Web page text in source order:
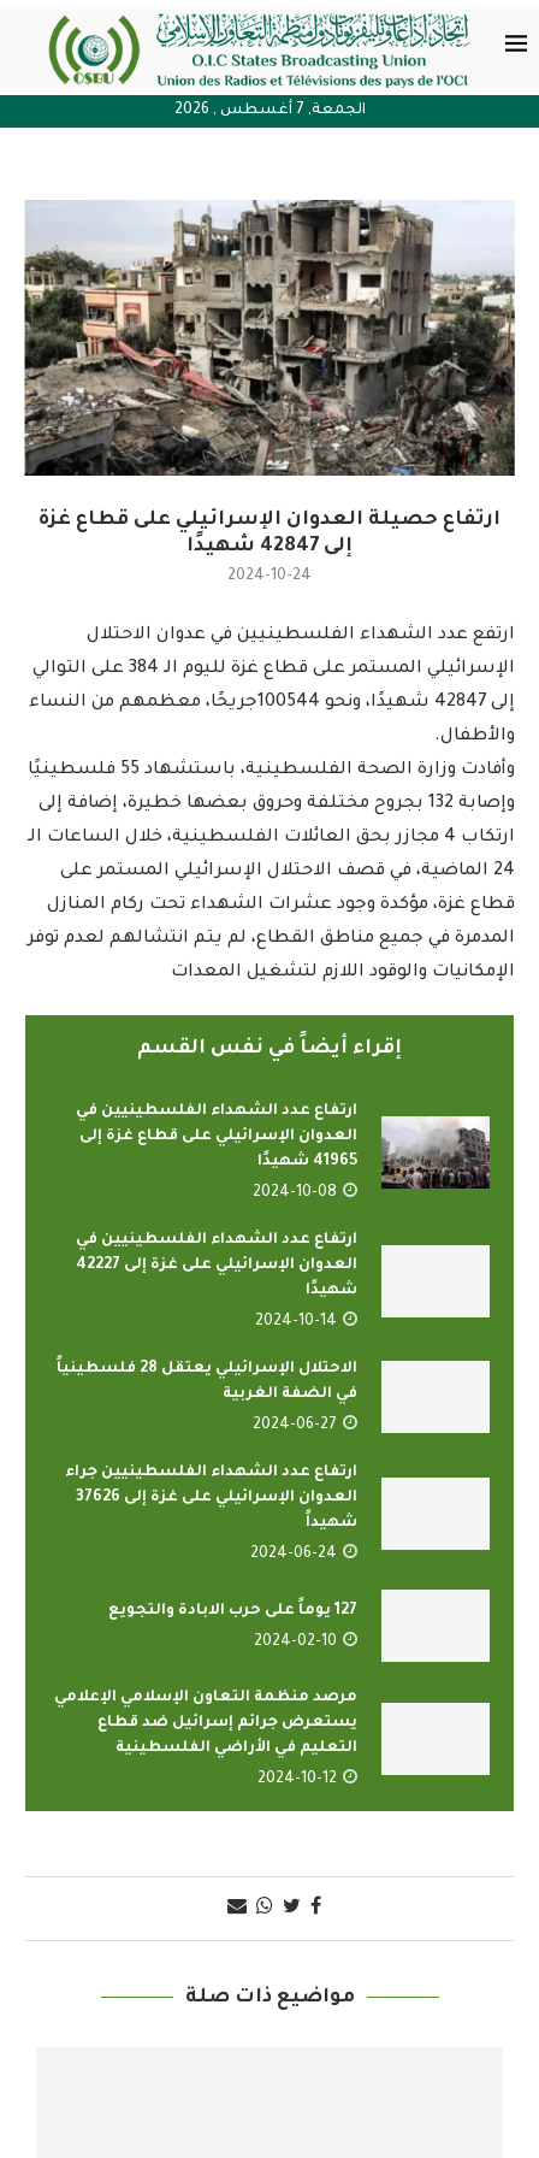
الجمعة, 7 أغسطس , 2026
ارتفاع حصيلة العدوان الإسرائيلي على قطاع غزة
إلى 42847 شهيدًا
2024-10-24
ارتفع عدد الشهداء الفلسطينيين في عدوان الاحتلال
الإسرائيلي المستمر على قطاع غزة لليوم الـ 384 على التوالي
إلى 42847 شهيدًا، ونحو 100544جريحًا، معظمهم من النساء
والأطفال.
وأفادت وزارة الصحة الفلسطينية، باستشهاد 55 فلسطينيًا
وإصابة 132 بجروح مختلفة وحروق بعضها خطيرة، إضافة إلى
ارتكاب 4 مجازر بحق العائلات الفلسطينية، خلال الساعات الـ
24 الماضية، في قصف الاحتلال الإسرائيلي المستمر على
قطاع غزة، مؤكدة وجود عشرات الشهداء تحت ركام المنازل
المدمرة في جميع مناطق القطاع، لم يتم انتشالهم لعدم توفر
الإمكانيات والوقود اللازم لتشغيل المعدات
إقراء أيضاً في نفس القسم
ارتفاع عدد الشهداء الفلسطينيين في
العدوان الإسرائيلي على قطاع غزة إلى
41965 شهيدًا
2024-10-08
ارتفاع عدد الشهداء الفلسطينيين في
العدوان الإسرائيلي على غزة إلى 42227
شهيدًا
2024-10-14
الاحتلال الإسرائيلي يعتقل 28 فلسطينياً
في الضفة الغربية
2024-06-27
ارتفاع عدد الشهداء الفلسطينيين جراء
العدوان الإسرائيلي على غزة إلى 37626
شهيداً
2024-06-24
127 يوماً على حرب الابادة والتجويع
2024-02-10
مرصد منظمة التعاون الإسلامي الإعلامي
يستعرض جرائم إسرائيل ضد قطاع
التعليم في الأراضي الفلسطينية
2024-10-12
مواضيع ذات صلة